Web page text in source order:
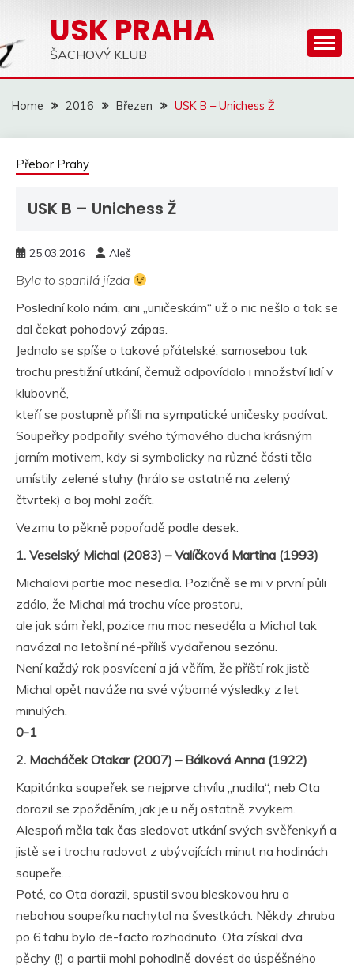
content
USK PRAHA
ŠACHOVÝ KLUB
Home 2016 Březen USK B – Unichess Ž
Přebor Prahy
USK B – Unichess Ž
25.03.2016 Aleš
Byla to spanilá jízda
Poslední kolo nám, ani „uničeskám“ už o nic nešlo a tak se
dal čekat pohodový zápas.
Jednalo se spíše o takové přátelské, samosebou tak
trochu prestižní utkání, čemuž odpovídalo i množství lidí v
klubovně,
kteří se postupně přišli na sympatické uničesky podívat.
Soupeřky podpořily svého týmového ducha krásným
jarním motivem, kdy si symbolicky na různé části těla
umístily zelené stuhy (hrálo se ostatně na zelený
čtvrtek) a boj mohl začít.
Vezmu to pěkně popořadě podle desek.
1. Veselský Michal (2083) – Valíčková Martina (1993)
Michalovi partie moc nesedla. Pozičně se mi v první půli
zdálo, že Michal má trochu více prostoru,
ale jak sám řekl, pozice mu moc neseděla a Michal tak
navázal na letošní né-příliš vydařenou sezónu.
Není každý rok posvícení a já věřím, že příští rok jistě
Michal opět naváže na své výborné výsledky z let
minulých.
0-1
2. Macháček Otakar (2007) – Bálková Anna (1922)
Kapitánka soupeřek se nejprve chvílu „nudila“, neb Ota
dorazil se zpožděním, jak je u něj ostatně zvykem.
Alespoň měla tak čas sledovat utkání svých svěřenkyň a
jistě se i trochu radovat z ubývajících minut na hodinách
soupeře…
Poté, co Ota dorazil, spustil svou bleskovou hru a
nebohou soupeřku nachytal na švestkách. Někdy zhruba
po 6.tahu bylo de-facto rozhodnuto. Ota získal dva
pěchy (!) a partii mohl pohodlně dovést do úspěšného